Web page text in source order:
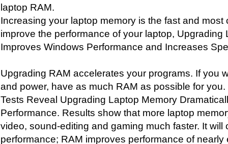
laptop RAM.
Increasing your laptop memory is the fast and most
improve the performance of your laptop, Upgrading
Improves Windows Performance and Increases
Upgrading RAM accelerates your programs. If you
and power, have as much RAM as possible for you.
Tests Reveal Upgrading Laptop Memory
Performance. Results show that more laptop
video, sound-editing and gaming much faster. It will
performance; RAM improves performance of